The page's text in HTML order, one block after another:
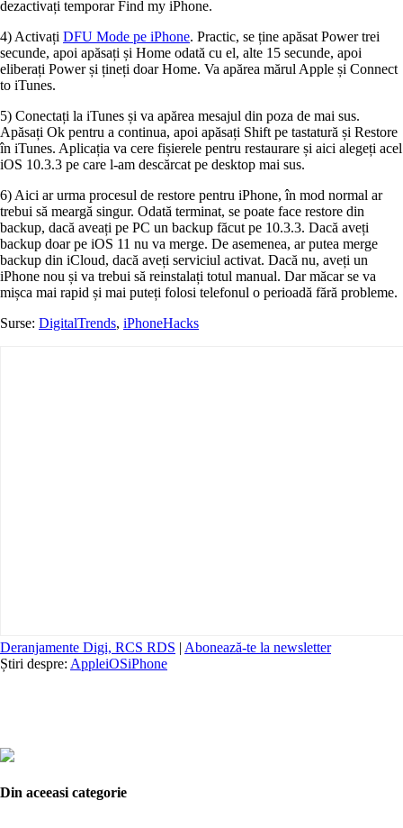
dezactivați temporar Find my iPhone.
4) Activați DFU Mode pe iPhone. Practic, se ține apăsat Power trei
secunde, apoi apăsați și Home odată cu el, alte 15 secunde, apoi
eliberați Power și țineți doar Home. Va apărea mărul Apple și Connect
to iTunes.
5) Conectați la iTunes și va apărea mesajul din poza de mai sus.
Apăsați Ok pentru a continua, apoi apăsați Shift pe tastatură și Restore
în iTunes. Aplicația va cere fișierele pentru restaurare și aici alegeți acel
iOS 10.3.3 pe care l-am descărcat pe desktop mai sus.
6) Aici ar urma procesul de restore pentru iPhone, în mod normal ar
trebui să meargă singur. Odată terminat, se poate face restore din
backup, dacă aveați pe PC un backup făcut pe 10.3.3. Dacă aveți
backup doar pe iOS 11 nu va merge. De asemenea, ar putea merge
backup din iCloud, dacă aveți serviciul activat. Dacă nu, aveți un
iPhone nou și va trebui să reinstalați totul manual. Dar măcar se va
mișca mai rapid și mai puteți folosi telefonul o perioadă fără probleme.
Surse: DigitalTrends, iPhoneHacks
Deranjamente Digi, RCS RDS | Abonează-te la newsletter
Știri despre: AppleiOSiPhone
Din aceeasi categorie